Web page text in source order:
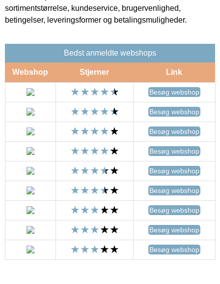
sortimentstørrelse, kundeservice, brugervenlighed,
betingelser, leveringsformer og betalingsmuligheder.
Bedst anmeldte webshops
Webshop Stjerner Link
Besøg webshop
Besøg webshop
Besøg webshop
Besøg webshop
Besøg webshop
Besøg webshop
Besøg webshop
Besøg webshop
Besøg webshop